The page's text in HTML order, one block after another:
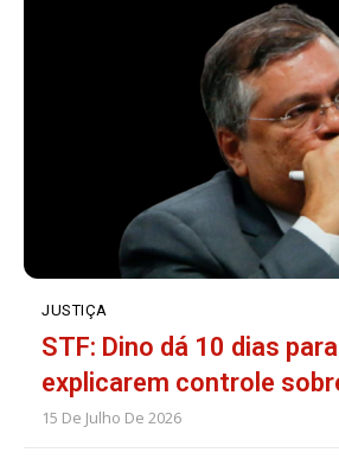
JUSTIÇA
STF: Dino dá 10 dias
explicarem controle
15 De Julho De 2026